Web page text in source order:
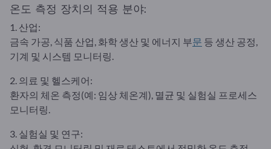
온도 측정 장치의 적용 분야:
1. 산업:
금속 가공, 식품 산업, 화학 생산 및 에너지 부문 등 생산 공정,
기계 및 시스템 모니터링.
2. 의료 및 헬스케어:
환자의 체온 측정(예: 임상 체온계), 멸균 및 실험실 프로세스
모니터링.
3. 실험실 및 연구: